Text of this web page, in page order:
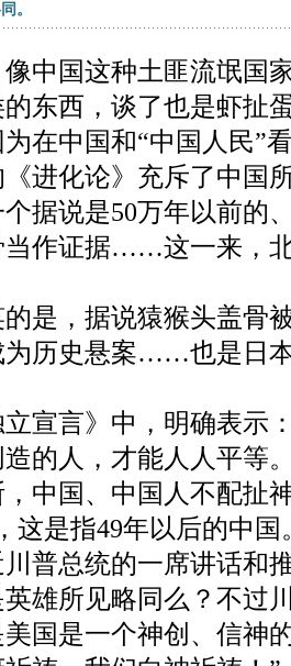
。
中国这种土匪流氓国
东西，谈了也是虾扯
在中国和“中国人民”
进化论》充斥了中国
据说是50万年以前的
当作证据……这一来，
是，据说猿猴头盖骨
为历史悬案……也是日
宣言》中，明确表示
的人，才能人人平等
中国、中国人不配扯
这是指49年以后的中国
普总统的一席讲话和
雄所见略同么？不过
国是一个神创、信神